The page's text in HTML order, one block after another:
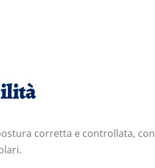
corretta e controllata,